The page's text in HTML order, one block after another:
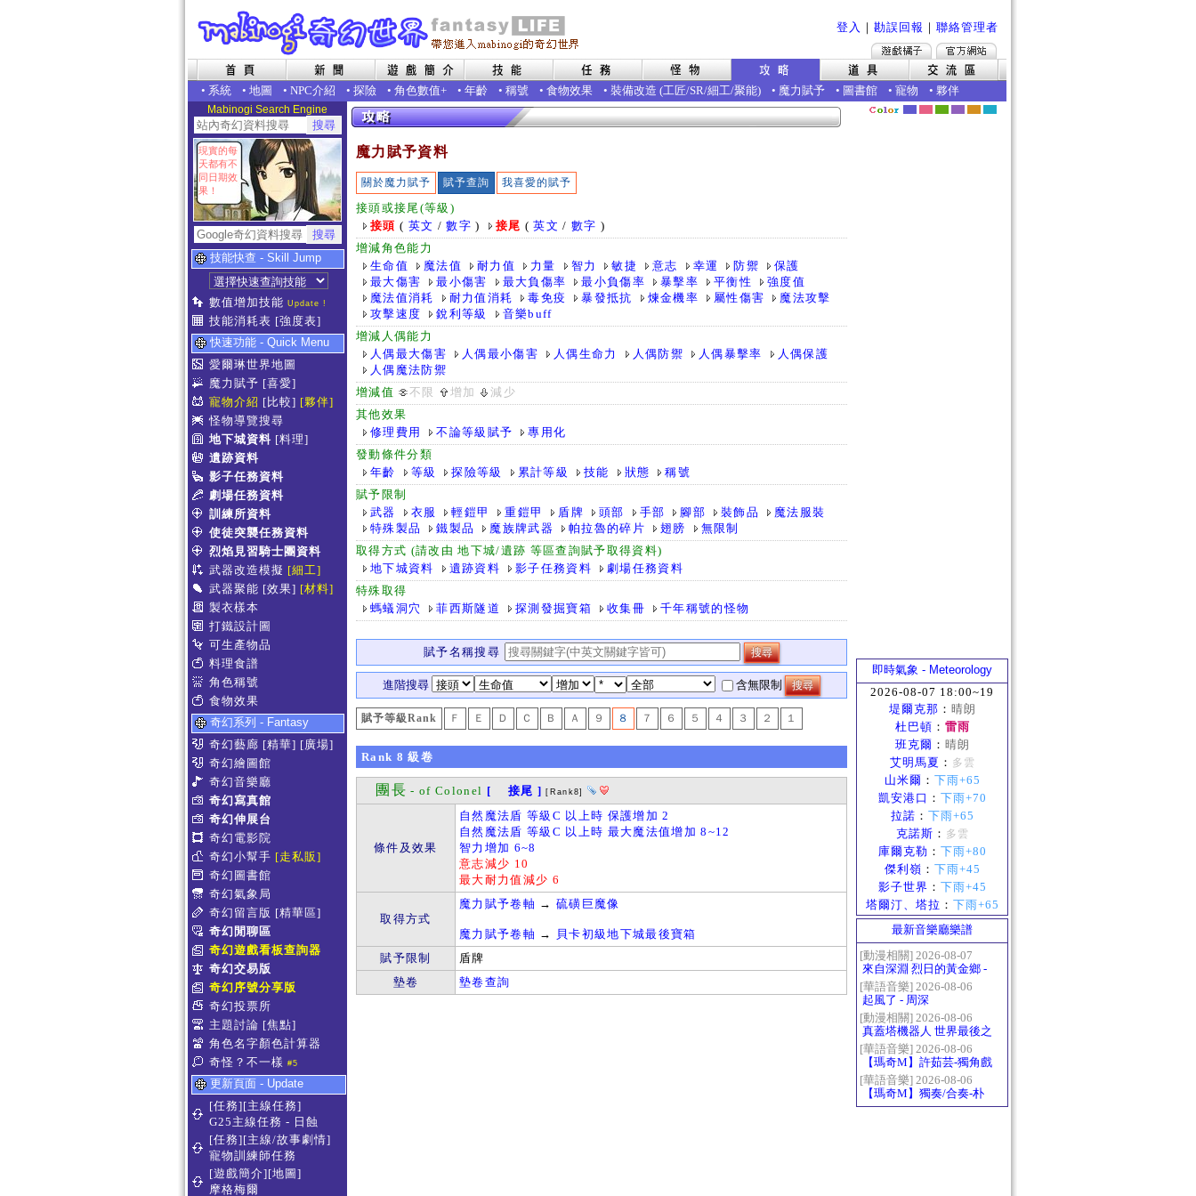
登入 ｜ 勘誤回報 ｜ 聯絡管理者
• 系統 • 地圖 • NPC介紹 • 探險 • 角色數值+ • 年齡 • 稱號 • 食物效果 • 裝備改造 (工匠/SR/細工/聚能) • 魔力賦予 • 圖書館 • 寵物 • 夥伴
Mabinogi Search Engine
現實的每
天都有不
同日期效
果！
技能快查 - Skill Jump
數值增加技能 Update !
技能消耗表 [強度表]
快速功能 - Quick Menu
愛爾琳世界地圖
魔力賦予 [喜愛]
寵物介紹 [比較] [夥伴]
怪物導覽搜尋
地下城資料 [料理]
遺跡資料
影子任務資料
劇場任務資料
訓練所資料
使徒突襲任務資料
烈焰見習騎士團資料
武器改造模擬 [細工]
武器聚能 [效果] [材料]
製衣樣本
打鐵設計圖
可生產物品
料理食譜
角色稱號
食物效果
奇幻系列 - Fantasy
奇幻藝廊 [精華] [廣場]
奇幻繪圖館
奇幻音樂廳
奇幻寫真館
奇幻伸展台
奇幻電影院
奇幻小幫手 [走私販]
奇幻圖書館
奇幻氣象局
奇幻留言版 [精華區]
奇幻閒聊區
奇幻遊戲看板查詢器
奇幻交易版
奇幻序號分享版
奇幻投票所
主題討論 [焦點]
角色名字顏色計算器
奇怪？不一樣 #5
更新頁面 - Update
[任務][主線任務]
G25主線任務 - 日蝕
[任務][主線/故事劇情]
寵物訓練師任務
[遊戲簡介][地圖]
摩格梅爾
魔力賦予資料
關於魔力賦予 賦予查詢 我喜愛的賦予
接頭或接尾(等級)
接頭 ( 英文 /數字 ) 接尾 (英文 /數字 )
增減角色能力
生命值
魔法值 耐力值 力量 智力 敏捷 意志 幸運 防禦
保護
最大傷害
最小傷害 最大負傷率 最小負傷率 暴擊率 平衡性
強度值
魔法值消耗
耐力值消耗 毒免疫 暴發抵抗 煉金機率 屬性傷害
魔法攻擊
攻擊速度
銳利等級
音樂buff
增減人偶能力
人偶最大傷害
人偶最小傷害 人偶生命力 人偶防禦 人偶暴擊率
人偶保護
人偶魔法防禦
增減值
不限 增加
減少
其他效果
修理費用
不論等級賦予
專用化
發動條件分類
年齡
等級 探險等級 累計等級 技能 狀態
稱號
賦予限制
武器
衣服 輕鎧甲 重鎧甲 盾牌 頭部 手部 腳部 裝飾品
魔法服裝
特殊製品
鐵製品 魔族牌武器 帕拉魯的碎片 翅膀
無限制
取得方式 (請改由 地下城/遺跡 等區查詢賦予取得資料)
地下城資料
遺跡資料 影子任務資料
劇場任務資料
特殊取得
螞蟻洞穴
菲西斯隧道 探測發掘寶箱 收集冊 千年稱號的怪物
賦予名稱搜尋
進階搜尋 含無限制
賦予等級Rank Ｆ Ｅ Ｄ Ｃ Ｂ Ａ ９ ８ ７ ６ ５ ４ ３ ２ １
Rank 8 級卷
團長 - of Colonel [ 接尾 ] [Rank8]
條件及效果
自然魔法盾 等級C 以上時 保護增加 2
自然魔法盾 等級C 以上時 最大魔法值增加 8~12
智力增加 6~8
意志減少 10
最大耐力值減少 6
取得方式
魔力賦予卷軸 → 硫磺巨魔像
魔力賦予卷軸 →
貝卡初級地下城最後寶箱
賦予限制
盾牌
墊卷
墊卷查詢
即時氣象 - Meteorology
2026-08-07 18:00~19
堤爾克那 ： 晴朗
杜巴頓 ： 雷雨
班克爾 ： 晴朗
艾明馬夏 ： 多雲
山米爾 ： 下雨+65
凱安港口 ： 下雨+70
拉諾 ： 下雨+65
克諾斯 ： 多雲
庫爾克勒 ： 下雨+80
傑利嶺 ： 下雨+45
影子世界 ： 下雨+45
塔爾汀、塔拉 ： 下雨+65
最新音樂廳樂譜
[動漫相關] 2026-08-07
來自深淵 烈日的黃金鄉 -
Gravity
[華語音樂] 2026-08-06
起風了 - 周深
[動漫相關] 2026-08-06
真蓋塔機器人 世界最後之
日OP2 HEATS
[華語音樂] 2026-08-06
【瑪奇M】許茹芸-獨角戲
[華語音樂] 2026-08-06
【瑪奇M】獨奏/合奏-朴
樹-那些花兒